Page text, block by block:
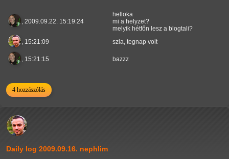
, 2009.09.22. 15:19:24
helloka
mi a helyzet?
melyik hétfőn lesz a blogtali?
, 15:21:09
szia, tegnap volt
, 15:21:15 bazzz
4 hozzászólás
Daily log 2009.09.16. nephlim